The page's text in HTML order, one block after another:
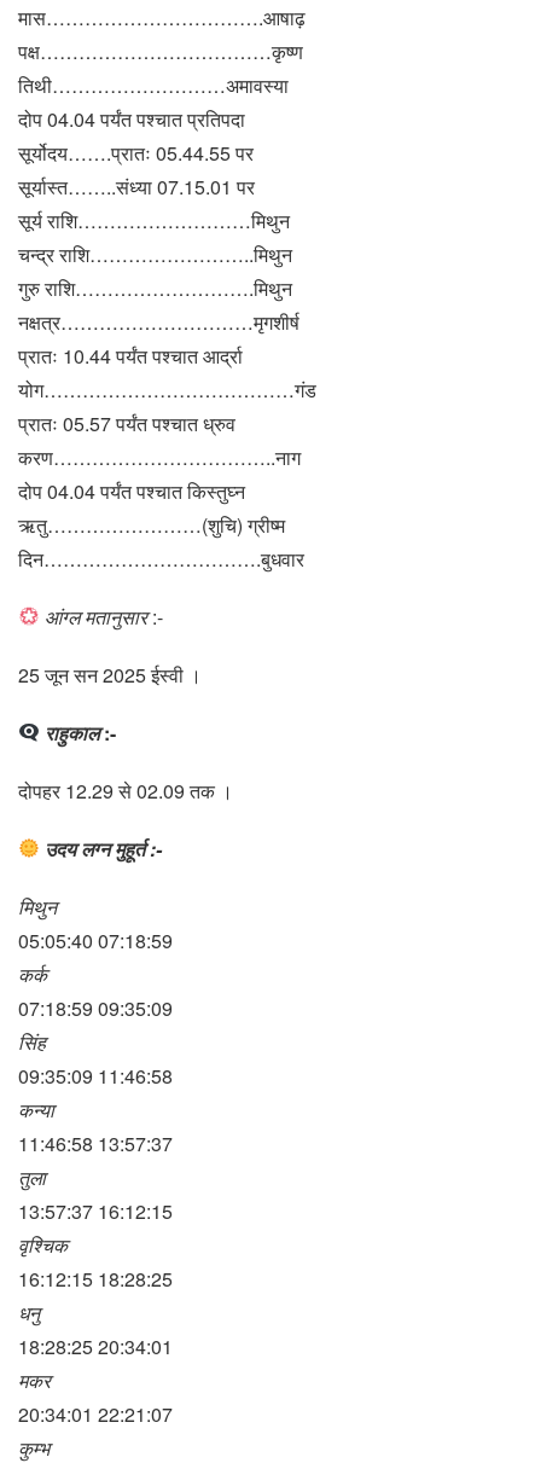
मास…………………………….आषाढ़
पक्ष………………………………कृष्ण
तिथी………………………अमावस्या
दोप 04.04 पर्यंत पश्चात प्रतिपदा
सूर्योदय…….प्रातः 05.44.55 पर
सूर्यास्त……..संध्या 07.15.01 पर
सूर्य राशि………………………मिथुन
चन्द्र राशि……………………..मिथुन
गुरु राशि……………………….मिथुन
नक्षत्र…………………………मृगशीर्ष
प्रातः 10.44 पर्यंत पश्चात आर्द्रा
योग…………………………………गंड
प्रातः 05.57 पर्यंत पश्चात ध्रुव
करण……………………………..नाग
दोप 04.04 पर्यंत पश्चात किस्तुघ्न
ऋतु……………………(शुचि) ग्रीष्म
दिन…………………………….बुधवार
आंग्ल मतानुसार:-
25 जून सन 2025 ईस्वी ।
राहुकाल:-
दोपहर 12.29 से 02.09 तक ।
उदय लग्न मुहूर्त :-
मिथुन
05:05:40 07:18:59
कर्क
07:18:59 09:35:09
सिंह
09:35:09 11:46:58
कन्या
11:46:58 13:57:37
तुला
13:57:37 16:12:15
वृश्चिक
16:12:15 18:28:25
धनु
18:28:25 20:34:01
मकर
20:34:01 22:21:07
कुम्भ